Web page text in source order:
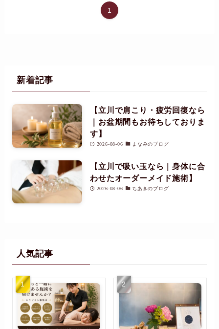
1
新着記事
【立川で肩こり・疲労回復なら
｜お盆期間もお待ちしておりま
す】
2026-08-06 まなみのブログ
【立川で吸い玉なら｜身体に合
わせたオーダーメイド施術】
2026-08-06 ちあきのブログ
人気記事